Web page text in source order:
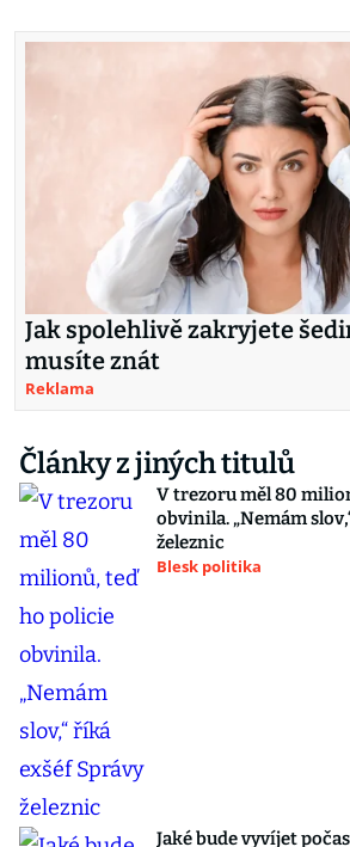
Jak spolehlivě zakryjete
musíte znát
Reklama
Články z jiných titulů
V trezoru měl 80
obvinila. „Nemám
železnic
Blesk politika
Jaké bude vyvíjet